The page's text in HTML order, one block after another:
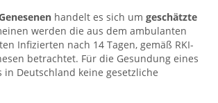
handelt es sich um geschätzte
werden die aus dem ambulanten
Infizierten nach 14 Tagen, gemäß RKI-
betrachtet. Für die Gesundung eines
in Deutschland keine gesetzliche